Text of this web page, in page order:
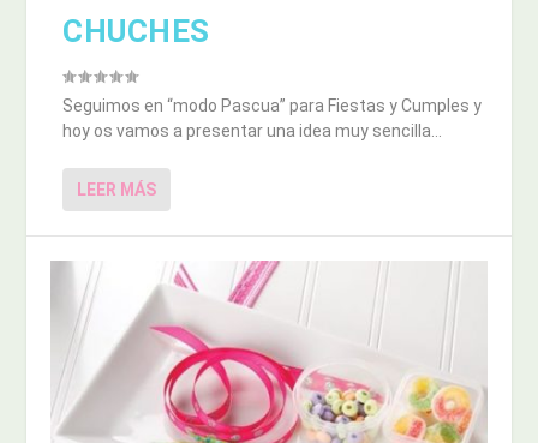
CHUCHES
Seguimos en “modo Pascua” para Fiestas y Cumples y
hoy os vamos a presentar una idea muy sencilla...
LEER MÁS